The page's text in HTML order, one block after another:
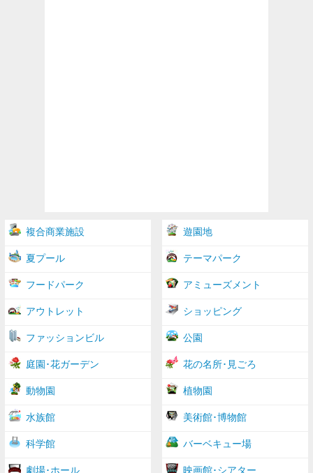
複合商業施設 遊園地
夏プール テーマパーク
フードパーク アミューズメント
アウトレット ショッピング
ファッションビル 公園
庭園･花ガーデン 花の名所･見ごろ
動物園 植物園
水族館 美術館･博物館
科学館 バーベキュー場
劇場･ホール 映画館･シアター